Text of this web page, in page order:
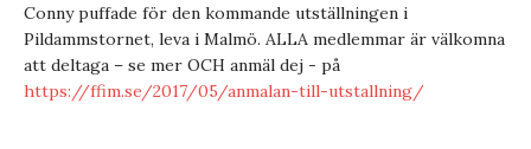
Conny puffade för den kommande utställningen i
Pildammstornet, leva i Malmö. ALLA medlemmar är välkomna
att deltaga – se mer OCH anmäl dej - på
https://ffim.se/2017/05/anmalan-till-utstallning/